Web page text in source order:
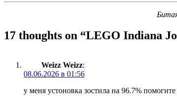
17 thoughts on “LEGO Indiana
Weizz Weizz:
08.06.2026 в 01:56
у меня устоновка зостила на 96.7%